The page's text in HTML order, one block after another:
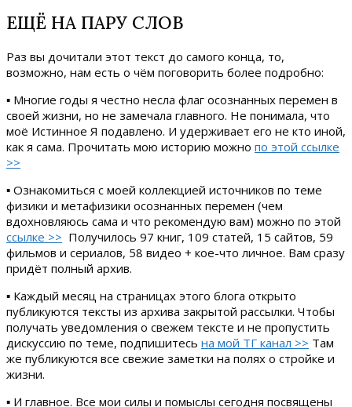
ЕЩЁ НА ПАРУ СЛОВ
Раз вы дочитали этот текст до самого конца, то,
возможно, нам есть о чём поговорить более подробно:
▪ Многие годы я честно несла флаг осознанных перемен в
своей жизни, но не замечала главного. Не понимала, что
моё Истинное Я подавлено. И удерживает его не кто иной,
как я сама. Прочитать мою историю можно по этой ссылке
>>
▪ Ознакомиться с моей коллекцией источников по теме
физики и метафизики осознанных перемен (чем
вдохновляюсь сама и что рекомендую вам) можно по этой
ссылке >> Получилось 97 книг, 109 статей, 15 сайтов, 59
фильмов и сериалов, 58 видео + кое-что личное. Вам сразу
придёт полный архив.
▪ Каждый месяц на страницах этого блога открыто
публикуются тексты из архива закрытой рассылки. Чтобы
получать уведомления о свежем тексте и не пропустить
дискуссию по теме, подпишитесь на мой ТГ канал >> Там
же публикуются все свежие заметки на полях о стройке и
жизни.
▪ И главное. Все мои силы и помыслы сегодня посвящены